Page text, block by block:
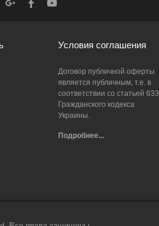
Условия соглашения
Договор публичной оферты
является публичным, т.е. в
соответствии со статьей 633
Гражданского кодекса
Украины.
Подробнее...